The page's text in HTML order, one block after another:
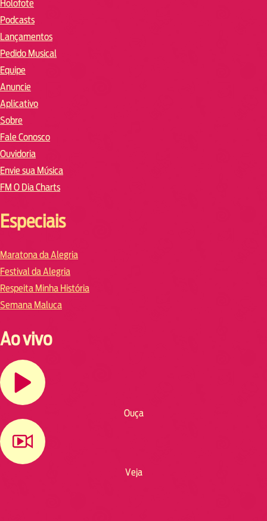
Holofote
Podcasts
Lançamentos
Pedido Musical
Equipe
Anuncie
Aplicativo
Sobre
Fale Conosco
Ouvidoria
Envie sua Música
FM O Dia Charts
Especiais
Maratona da Alegria
Festival da Alegria
Respeita Minha História
Semana Maluca
Ao vivo
Ouça
Veja